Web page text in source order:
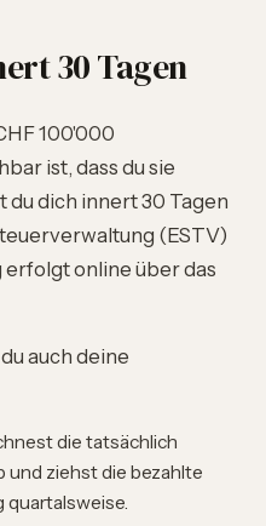
30 Tagen
100'000
ist, dass du sie
dich innert 30 Tagen
(ESTV)
online über das
auch deine
die tatsächlich
ziehst die bezahlte
quartalsweise.